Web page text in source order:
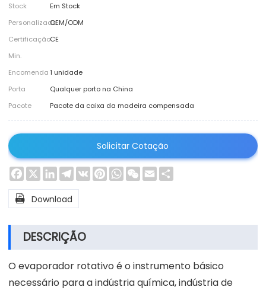
Stock
Em Stock
PersonalizadoOEM/ODM
CertificaçãoCE
Min.
Encomenda1 unidade
Porta
Qualquer porto na China
Pacote
Pacote da caixa da madeira compensada
Solicitar Cotação
Facebook
X LinkedInTelegram
VK PinterestWhatsApp
WeChat
Email
 Download
DESCRIÇÃO
O evaporador rotativo é o instrumento básico
necessário para a indústria química, indústria de